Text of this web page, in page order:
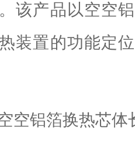
该产品以空空
装置的功能定